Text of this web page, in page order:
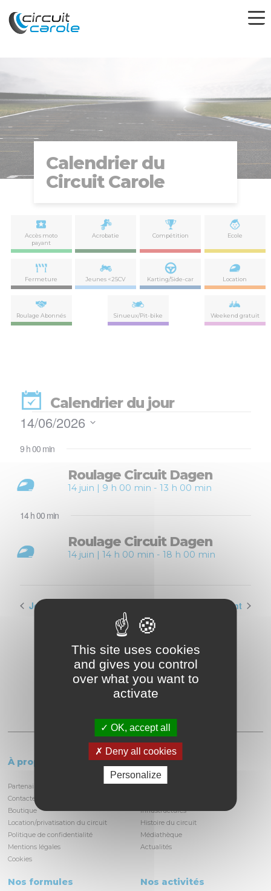
Calendrier du
Circuit Carole
Accès moto
payant
Acrobatie Compétition Ecole
Fermeture Jeunes <25CV Karting/Side-car Location
Roulage Abonnés Sinueux/Pit-bike Weekend gratuit
Calendrier du jour
Évènements
for
14
juin
2026
14/06/2026
une
9 h 00 min
Roulage Circuit Dagen
14 juin | 9 h 00 min - 13 h 00 min
14 h 00 min
Roulage Circuit Dagen
14 juin | 14 h 00 min - 18 h 00 min
Jour précédent Jour suivant
À propos
Partenaires et locataires
Contactez-nous
Boutique
Location/privatisation du circuit
Politique de confidentialité
Mentions légales
Cookies
Le circuit
Informations pratiques
Infrastructures
Histoire du circuit
Médiathèque
Actualités
Nos formules Nos activités
This site uses cookies
and gives you control
over what you want to
activate
OK, accept all
Deny all cookies
Personalize